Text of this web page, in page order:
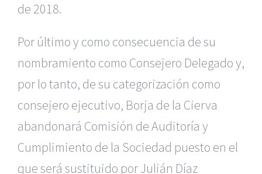
de 2018.
Por último y como consecuencia de su
nombramiento como Consejero Delegado y,
por lo tanto, de su categorización como
consejero ejecutivo, Borja de la Cierva
abandonará Comisión de Auditoría y
Cumplimiento de la Sociedad puesto en el
que será sustituido por Julián Díaz